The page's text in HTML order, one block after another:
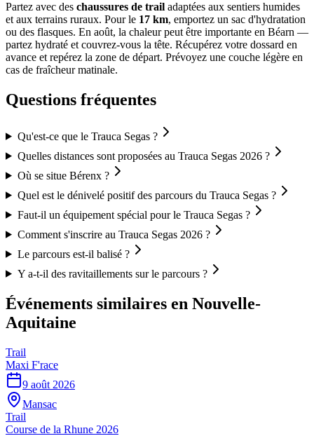
Partez avec des chaussures de trail adaptées aux sentiers humides
et aux terrains ruraux. Pour le 17 km, emportez un sac d'hydratation
ou des flasques. En août, la chaleur peut être importante en Béarn —
partez hydraté et couvrez-vous la tête. Récupérez votre dossard en
avance et repérez la zone de départ. Prévoyez une couche légère en
cas de fraîcheur matinale.
Questions fréquentes
Qu'est-ce que le Trauca Segas ?
Quelles distances sont proposées au Trauca Segas 2026 ?
Où se situe Bérenx ?
Quel est le dénivelé positif des parcours du Trauca Segas ?
Faut-il un équipement spécial pour le Trauca Segas ?
Comment s'inscrire au Trauca Segas 2026 ?
Le parcours est-il balisé ?
Y a-t-il des ravitaillements sur le parcours ?
Événements similaires en Nouvelle-
Aquitaine
Trail
Maxi F'race
9 août 2026
Mansac
Trail
Course de la Rhune 2026